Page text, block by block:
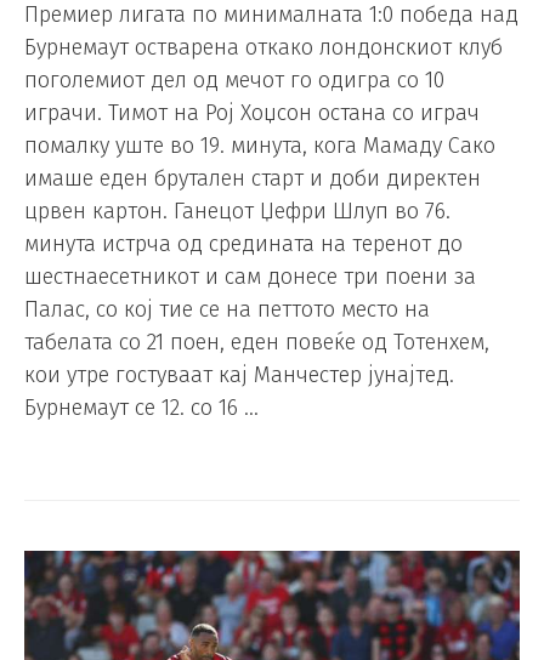
Премиер лигата по минималната 1:0 победа над
Бурнемаут остварена откако лондонскиот клуб
поголемиот дел од мечот го одигра со 10
играчи. Тимот на Рој Хоџсон остана со играч
помалку уште во 19. минута, кога Мамаду Сако
имаше еден брутален старт и доби директен
црвен картон. Ганецот Џефри Шлуп во 76.
минута истрча од средината на теренот до
шестнаесетникот и сам донесе три поени за
Палас, со кој тие се на петтото место на
табелата со 21 поен, еден повеќе од Тотенхем,
кои утре гостуваат кај Манчестер јунајтед.
Бурнемаут се 12. со 16 …